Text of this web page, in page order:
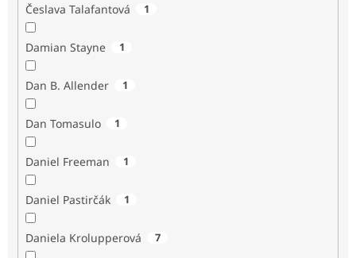
Česlava Talafantová 1
Damian Stayne 1
Dan B. Allender 1
Dan Tomasulo 1
Daniel Freeman 1
Daniel Pastirčák 1
Daniela Krolupperová 7